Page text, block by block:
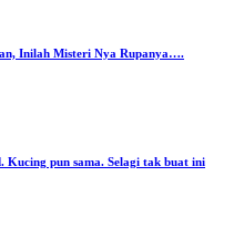
Inilah Misteri Nya Rupanya….
Kucing pun sama. Selagi tak buat ini